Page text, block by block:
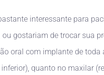
interessante para
gostariam de trocar sua
oral com implante de toda
quanto no maxilar